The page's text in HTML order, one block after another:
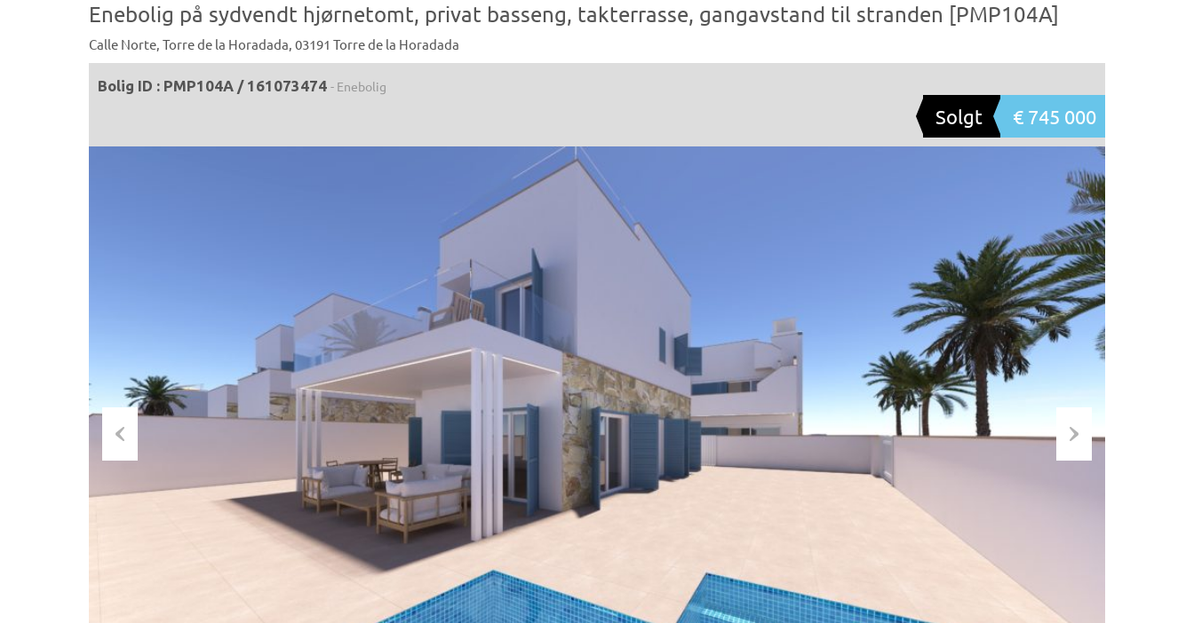
Enebolig på sydvendt hjørnetomt, privat basseng, takterrasse, gangavstand til stranden [PMP104A]
Calle Norte, Torre de la Horadada, 03191 Torre de la Horadada
Bolig ID : PMP104A / 161073474 - Enebolig
Solgt € 745 000